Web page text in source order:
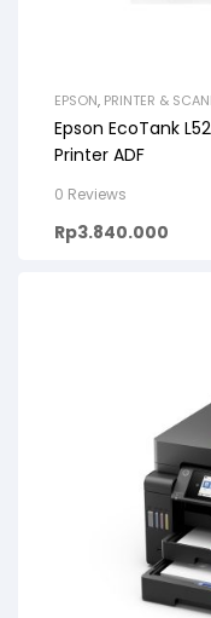
EPSON, PRINTER &
Epson EcoTank
Printer ADF
0 Reviews
Rp3.840.000